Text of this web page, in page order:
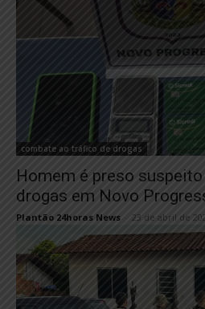
combate ao tráfico de drogas
Homem é preso
drogas em Novo
Plantão 24horas News 23 de abril de